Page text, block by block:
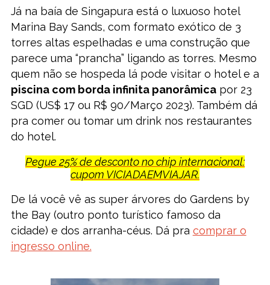
Já na baía de Singapura está o luxuoso hotel
Marina Bay Sands, com formato exótico de 3
torres altas espelhadas e uma construção que
parece uma “prancha” ligando as torres. Mesmo
quem não se hospeda lá pode visitar o hotel e a
piscina com borda infinita panorâmicapor 23
SGD (US$ 17 ou R$ 90/Março 2023). Também dá
pra comer ou tomar um drink nos restaurantes
do hotel.
Pegue 25% de desconto no chip internacional:
cupom VICIADAEMVIAJAR.
De lá você vê as super árvores do Gardens by
the Bay (outro ponto turístico famoso da
cidade) e dos arranha-céus. Dá pra comprar o
ingresso online.